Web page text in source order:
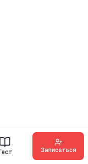
Записаться